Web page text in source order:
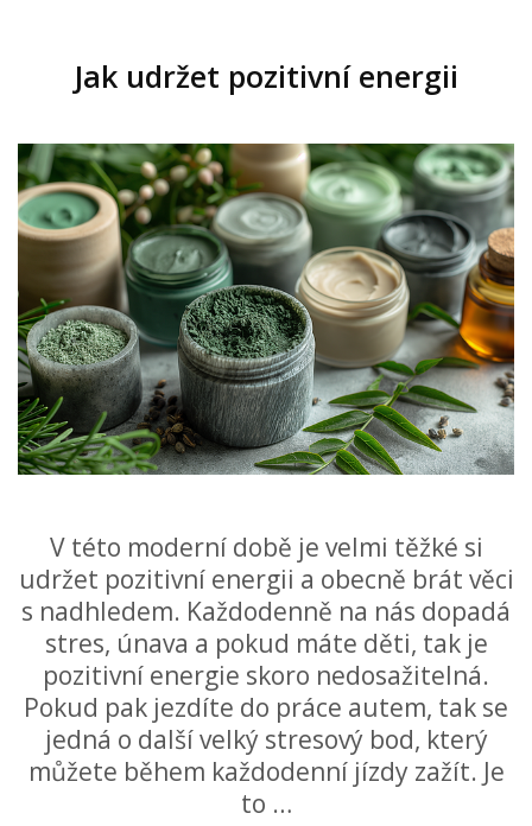
Jak udržet pozitivní energii
V této moderní době je velmi těžké si
udržet pozitivní energii a obecně brát věci
s nadhledem. Každodenně na nás dopadá
stres, únava a pokud máte děti, tak je
pozitivní energie skoro nedosažitelná.
Pokud pak jezdíte do práce autem, tak se
jedná o další velký stresový bod, který
můžete během každodenní jízdy zažít. Je
to …